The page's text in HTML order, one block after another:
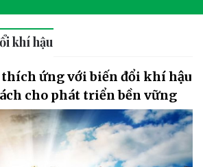
khí hậu
ứng với biến đổi khí hậu
cho phát triển bền vững